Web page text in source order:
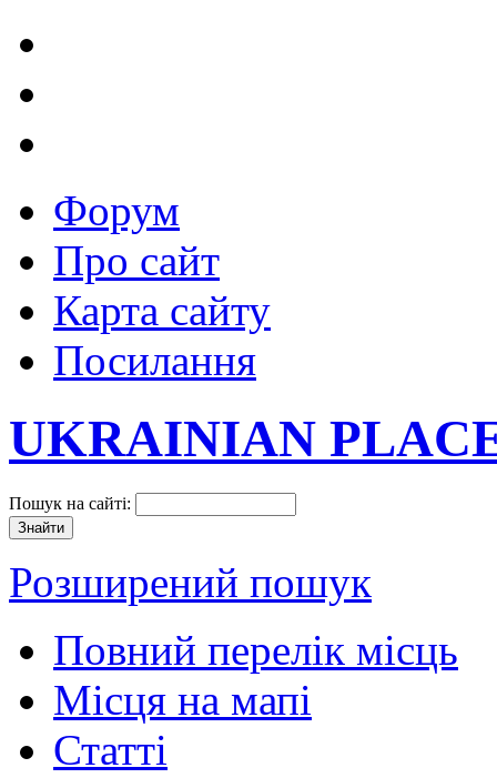
Форум
Про сайт
Карта сайту
Посилання
UKRAINIAN
Пошук на сайті:
Розширений пошук
Повний перелік місць
Місця на мапі
Статті